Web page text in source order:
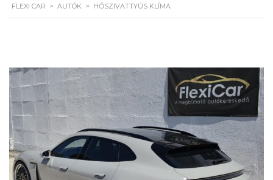
FLEXI CAR > AUTÓK > HŐSZIVATTYÚS KLÍMA